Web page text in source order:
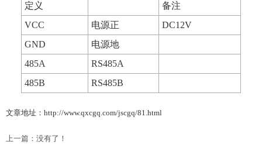
定义
备注
VCC
电源正
DC12V
GND
电源地
485A
RS485A
485B
RS485B
文章地址：http://www.qxcgq.com/jscgq/81.html
上一篇：没有了！